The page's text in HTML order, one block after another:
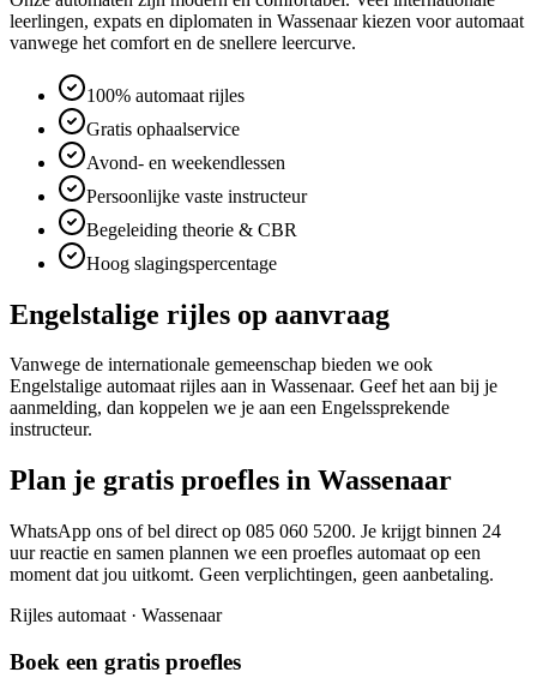
leerlingen, expats en diplomaten in Wassenaar kiezen voor automaat
vanwege het comfort en de snellere leercurve.
100% automaat rijles
Gratis ophaalservice
Avond- en weekendlessen
Persoonlijke vaste instructeur
Begeleiding theorie & CBR
Hoog slagingspercentage
Engelstalige rijles op aanvraag
Vanwege de internationale gemeenschap bieden we ook
Engelstalige automaat rijles aan in Wassenaar. Geef het aan bij je
aanmelding, dan koppelen we je aan een Engelssprekende
instructeur.
Plan je gratis proefles in Wassenaar
WhatsApp ons of bel direct op 085 060 5200. Je krijgt binnen 24
uur reactie en samen plannen we een proefles automaat op een
moment dat jou uitkomt. Geen verplichtingen, geen aanbetaling.
Rijles automaat · Wassenaar
Boek een gratis proefles